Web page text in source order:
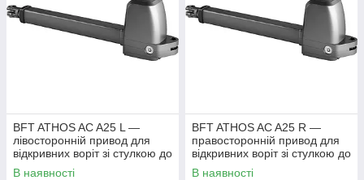
BFT ATHOS AC A25 L —
лівосторонній привод для
відкривних воріт зі стулкою до
2,5 м
В наявності
BFT ATHOS AC A25 R —
правосторонній привод для
відкривних воріт зі стулкою до
2,5 м
В наявності